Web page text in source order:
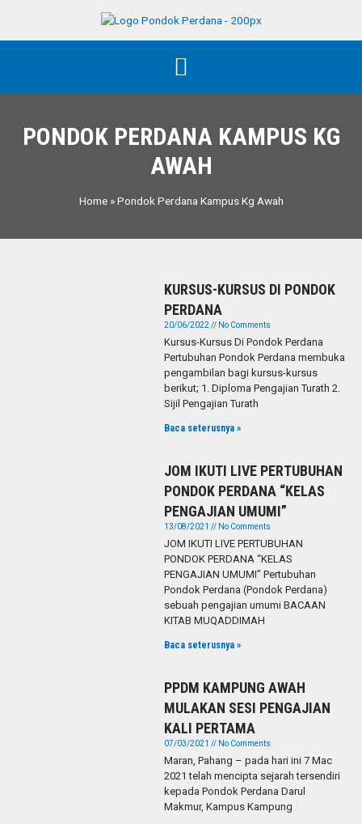
PONDOK PERDANA KAMPUS KG
AWAH
Home » Pondok Perdana Kampus Kg Awah
KURSUS-KURSUS DI PONDOK
PERDANA
20/06/2022 No Comments
Kursus-Kursus Di Pondok Perdana
Pertubuhan Pondok Perdana membuka
pengambilan bagi kursus-kursus
berikut; 1. Diploma Pengajian Turath 2.
Sijil Pengajian Turath
Baca seterusnya »
JOM IKUTI LIVE PERTUBUHAN
PONDOK PERDANA “KELAS
PENGAJIAN UMUMI”
13/08/2021 No Comments
JOM IKUTI LIVE PERTUBUHAN
PONDOK PERDANA “KELAS
PENGAJIAN UMUMI” Pertubuhan
Pondok Perdana (Pondok Perdana)
sebuah pengajian umumi BACAAN
KITAB MUQADDIMAH
Baca seterusnya »
PPDM KAMPUNG AWAH
MULAKAN SESI PENGAJIAN
KALI PERTAMA
07/03/2021 No Comments
Maran, Pahang – pada hari ini 7 Mac
2021 telah mencipta sejarah tersendiri
kepada Pondok Perdana Darul
Makmur, Kampus Kampung